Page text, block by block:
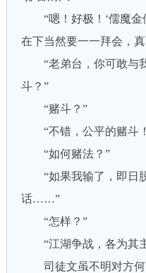
“嗯！好极！‘儒魔金佛
在下当然要一一拜会，
“老弟台，你可敢与
斗？”
“赌斗？”
“不错，公平的赌斗
“如何赌法？”
“如果我输了，即日
话……”
“怎样？”
“江湖争战，各为其主
司徒文虽不明对方何